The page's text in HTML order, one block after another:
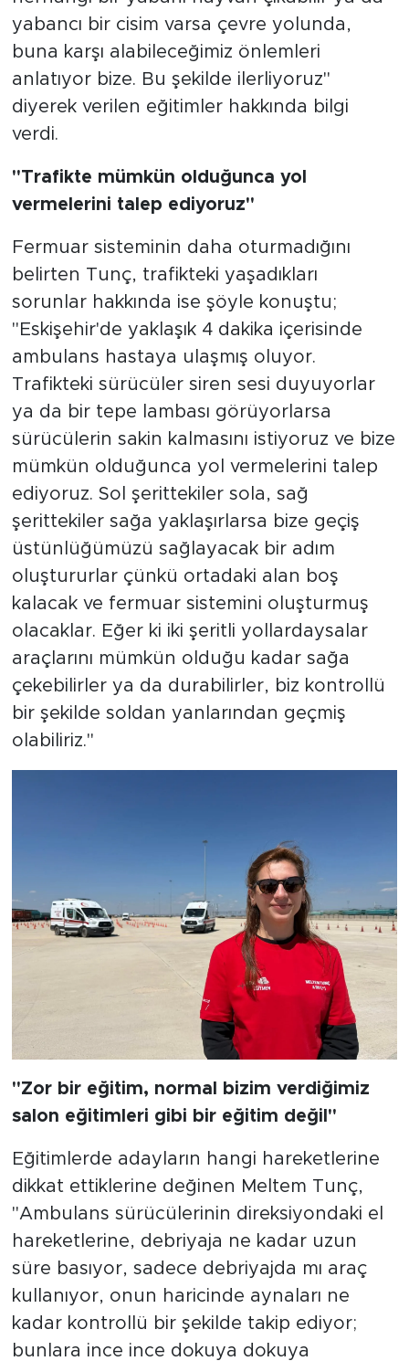
yabancı bir cisim varsa çevre yolunda,
buna karşı alabileceğimiz önlemleri
anlatıyor bize. Bu şekilde ilerliyoruz"
diyerek verilen eğitimler hakkında bilgi
verdi.
"Trafikte mümkün olduğunca yol
vermelerini talep ediyoruz"
Fermuar sisteminin daha oturmadığını
belirten Tunç, trafikteki yaşadıkları
sorunlar hakkında ise şöyle konuştu;
"Eskişehir'de yaklaşık 4 dakika içerisinde
ambulans hastaya ulaşmış oluyor.
Trafikteki sürücüler siren sesi duyuyorlar
ya da bir tepe lambası görüyorlarsa
sürücülerin sakin kalmasını istiyoruz ve bize
mümkün olduğunca yol vermelerini talep
ediyoruz. Sol şerittekiler sola, sağ
şerittekiler sağa yaklaşırlarsa bize geçiş
üstünlüğümüzü sağlayacak bir adım
oluştururlar çünkü ortadaki alan boş
kalacak ve fermuar sistemini oluşturmuş
olacaklar. Eğer ki iki şeritli yollardaysalar
araçlarını mümkün olduğu kadar sağa
çekebilirler ya da durabilirler, biz kontrollü
bir şekilde soldan yanlarından geçmiş
olabiliriz."
"Zor bir eğitim, normal bizim verdiğimiz
salon eğitimleri gibi bir eğitim değil"
Eğitimlerde adayların hangi hareketlerine
dikkat ettiklerine değinen Meltem Tunç,
"Ambulans sürücülerinin direksiyondaki el
hareketlerine, debriyaja ne kadar uzun
süre basıyor, sadece debriyajda mı araç
kullanıyor, onun haricinde aynaları ne
kadar kontrollü bir şekilde takip ediyor;
bunlara ince ince dokuya dokuya